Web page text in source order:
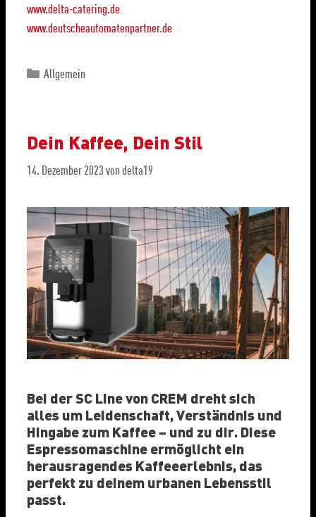
www.delta-catering.de
www.deutscheautomatenpartner.de
Allgemein
Dein Kaffee, Dein Stil
14. Dezember 2023vondelta19
Bei der SC Line von CREM dreht sich
alles um Leidenschaft, Verständnis und
Hingabe zum Kaffee – und zu dir. Diese
Espressomaschine ermöglicht ein
herausragendes Kaffeeerlebnis, das
perfekt zu deinem urbanen Lebensstil
passt.